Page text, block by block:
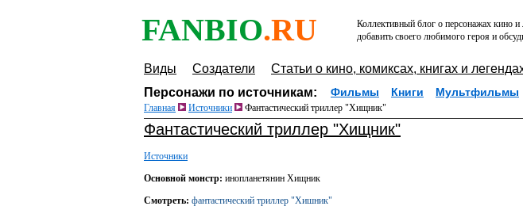
FANBIO.RU
Коллективный блог о персонажах кино
добавить своего любимого героя и
Виды Создатели Статьи о кино, комиксах, книгах и
Персонажи по источникам:
Фильмы Книги Мультфильмы
Главная Источники Фантастический триллер "Хищник"
Фантастический триллер "Хищник"
Источники
Основной монстр: инопланетянин Хищник
Смотреть: фантастический триллер "Хишник"